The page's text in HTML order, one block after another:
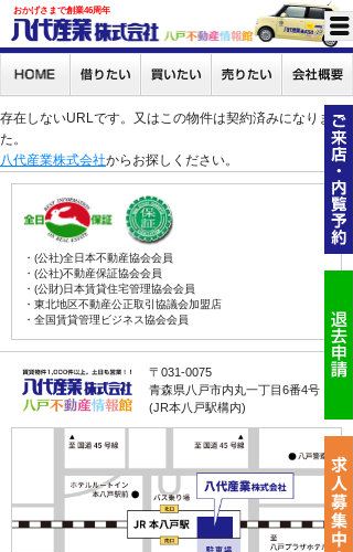
おかげさまで創業46周年
存在しないURLです。又はこの物件は契約済みになりまし
た。
八代産業株式会社からお探しください。
・(公社)全日本不動産協会会員
・(公社)不動産保証協会会員
・(公財)日本賃貸住宅管理協会会員
・東北地区不動産公正取引協議会加盟店
・全国賃貸管理ビジネス協会会員
〒031-0075
青森県八戸市内丸一丁目6番4号
(JR本八戸駅構内)